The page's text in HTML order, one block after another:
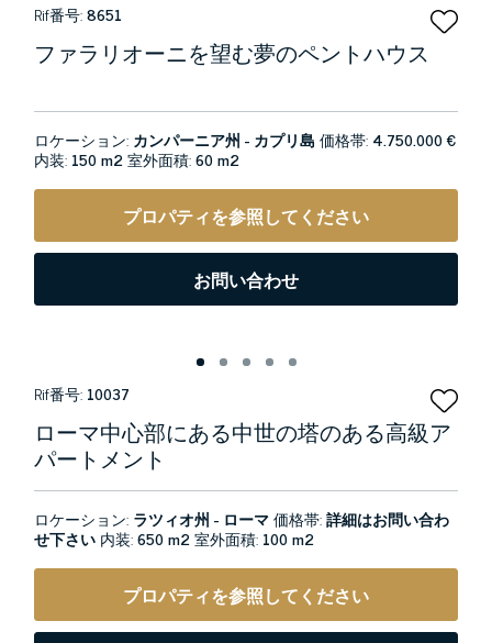
Rif番号:8651
ファラリオーニを望む夢のペントハウス
ロケーション: カンパーニア州 - カプリ島 価格帯: 4.750.000 €
内装: 150 m2室外面積:60 m2
プロパティを参照してください
お問い合わせ
Rif番号: 10037
ローマ中心部にある中世の塔のある高級ア
パートメント
ロケーション: ラツィオ州 - ローマ価格帯:詳細はお問い合わ
せ下さい 内装:650 m2室外面積: 100 m2
プロパティを参照してください